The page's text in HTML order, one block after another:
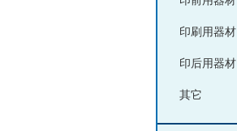
印刷用器材
印后用器材
其它